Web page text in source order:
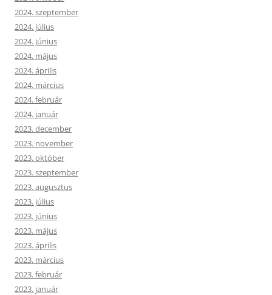
2024. szeptember
2024. július
2024. június
2024. május
2024. április
2024. március
2024. február
2024. január
2023. december
2023. november
2023. október
2023. szeptember
2023. augusztus
2023. július
2023. június
2023. május
2023. április
2023. március
2023. február
2023. január